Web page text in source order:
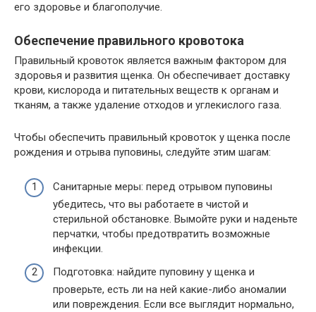
его здоровье и благополучие.
Обеспечение правильного кровотока
Правильный кровоток является важным фактором для
здоровья и развития щенка. Он обеспечивает доставку
крови, кислорода и питательных веществ к органам и
тканям, а также удаление отходов и углекислого газа.
Чтобы обеспечить правильный кровоток у щенка после
рождения и отрыва пуповины, следуйте этим шагам:
Санитарные меры: перед отрывом пуповины
убедитесь, что вы работаете в чистой и
стерильной обстановке. Вымойте руки и наденьте
перчатки, чтобы предотвратить возможные
инфекции.
Подготовка: найдите пуповину у щенка и
проверьте, есть ли на ней какие-либо аномалии
или повреждения. Если все выглядит нормально,